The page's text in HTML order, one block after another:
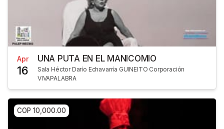
Apr
16
UNA PUTA EN EL MANICOMIO
Sala Héctor Darío Echavarría GUINEITO Corporación
VIVAPALABRA
COP 10,000.00